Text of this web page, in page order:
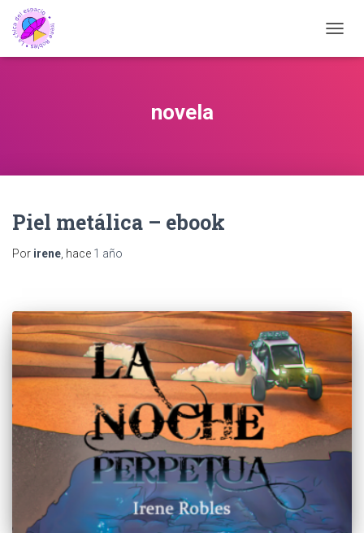
MODO
novela
Piel metálica – ebook
Por irene , hace 1 año